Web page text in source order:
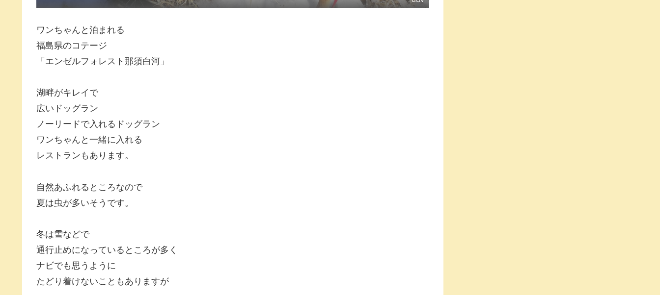
ワンちゃんと泊まれる
福島県のコテージ
「エンゼルフォレスト那須白河」
湖畔がキレイで
広いドッグラン
ノーリードで入れるドッグラン
ワンちゃんと一緒に入れる
レストランもあります。
自然あふれるところなので
夏は虫が多いそうです。
冬は雪などで
通行止めになっているところが多く
ナビでも思うように
たどり着けないこともありますが